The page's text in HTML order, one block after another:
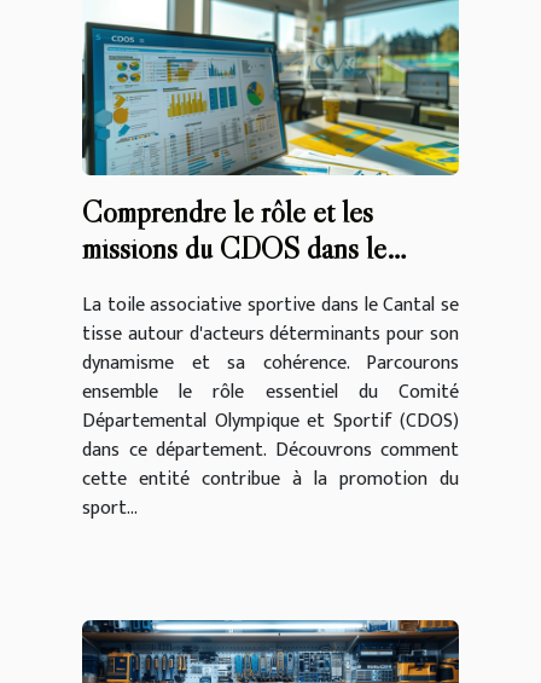
Comprendre le rôle et les
missions du CDOS dans le
La toile associative sportive dans le Cantal se
tisse autour d'acteurs déterminants pour son
dynamisme et sa cohérence. Parcourons
ensemble le rôle essentiel du Comité
Départemental Olympique et Sportif (CDOS)
dans ce département. Découvrons comment
cette entité contribue à la promotion du
sport...